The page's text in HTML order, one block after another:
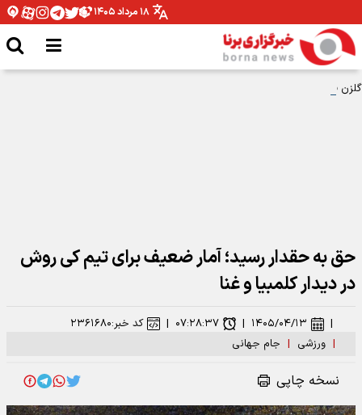
۱۸ مرداد ۱۴۰۵
گلزن فینال جام جهانی در آستانه پیوستن به پاری‌سن‌ژرمن
حق به حقدار رسید؛ آمار ضعیف برای تیم کی روش
در دیدار کلمبیا و غنا
| ورزشی | جام جهانی
| ۱۴۰۵/۰۴/۱۳ | ۰۷:۲۸:۳۷ | کد خبر:۲۳۶۱۶۸۰
نسخه چاپی